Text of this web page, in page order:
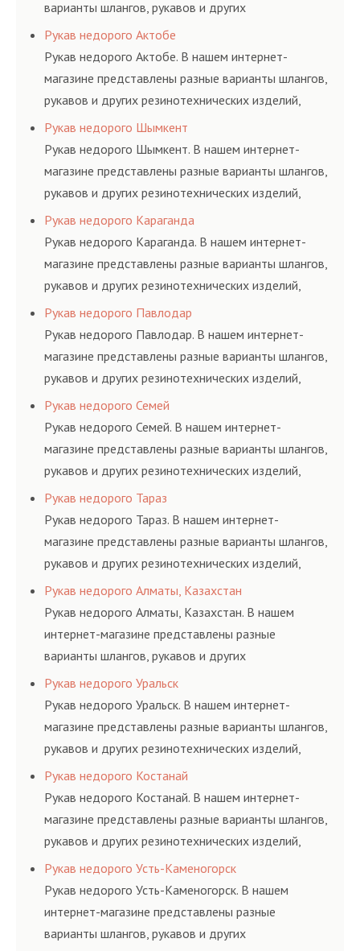
варианты шлангов, рукавов и других
резинотехнических изделий, соответствующих
ГОСТам, техническим условиям и нормативам.
Рукав недорого Актобе
Рукав недорого Актобе. В нашем интернет-
магазине представлены разные варианты шлангов,
рукавов и других резинотехнических изделий,
соответствующих ГОСТам, техническим условиям
и нормативам.
Рукав недорого Шымкент
Рукав недорого Шымкент. В нашем интернет-
магазине представлены разные варианты шлангов,
рукавов и других резинотехнических изделий,
соответствующих ГОСТам, техническим условиям
и нормативам.
Рукав недорого Караганда
Рукав недорого Караганда. В нашем интернет-
магазине представлены разные варианты шлангов,
рукавов и других резинотехнических изделий,
соответствующих ГОСТам, техническим условиям
и нормативам.
Рукав недорого Павлодар
Рукав недорого Павлодар. В нашем интернет-
магазине представлены разные варианты шлангов,
рукавов и других резинотехнических изделий,
соответствующих ГОСТам, техническим условиям
и нормативам.
Рукав недорого Семей
Рукав недорого Семей. В нашем интернет-
магазине представлены разные варианты шлангов,
рукавов и других резинотехнических изделий,
соответствующих ГОСТам, техническим условиям
и нормативам.
Рукав недорого Тараз
Рукав недорого Тараз. В нашем интернет-
магазине представлены разные варианты шлангов,
рукавов и других резинотехнических изделий,
соответствующих ГОСТам, техническим условиям
и нормативам.
Рукав недорого Алматы, Казахстан
Рукав недорого Алматы, Казахстан. В нашем
интернет-магазине представлены разные
варианты шлангов, рукавов и других
резинотехнических изделий, соответствующих
ГОСТам, техническим условиям и нормативам.
Рукав недорого Уральск
Рукав недорого Уральск. В нашем интернет-
магазине представлены разные варианты шлангов,
рукавов и других резинотехнических изделий,
соответствующих ГОСТам, техническим условиям
и нормативам.
Рукав недорого Костанай
Рукав недорого Костанай. В нашем интернет-
магазине представлены разные варианты шлангов,
рукавов и других резинотехнических изделий,
соответствующих ГОСТам, техническим условиям
и нормативам.
Рукав недорого Усть-Каменогорск
Рукав недорого Усть-Каменогорск. В нашем
интернет-магазине представлены разные
варианты шлангов, рукавов и других